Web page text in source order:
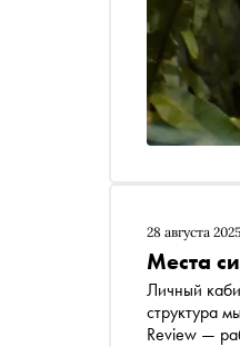
28 августа
Места
Личный
структура
Review —